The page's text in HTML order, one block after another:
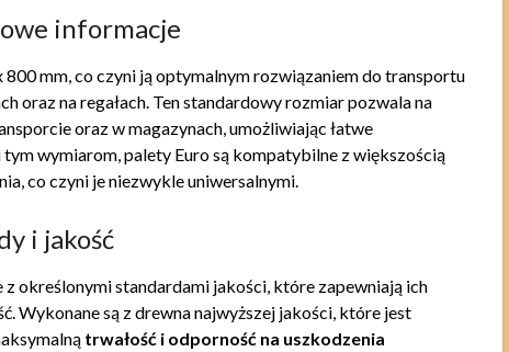
informacje
mm, co czyni ją optymalnym rozwiązaniem do transportu
oraz na regałach. Ten standardowy rozmiar pozwala na
oraz w magazynach, umożliwiając łatwe
wymiarom, palety Euro są kompatybilne z większością
co czyni je niezwykle uniwersalnymi.
i jakość
z określonymi standardami jakości, które zapewniają ich
Wykonane są z drewna najwyższej jakości, które jest
trwałość i odporność na uszkodzenia